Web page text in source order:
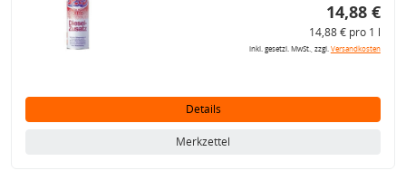
14,88 €
14,88 € pro 1 l
inkl. gesetzl. MwSt., zzgl.Versandkosten
Details
Merkzettel